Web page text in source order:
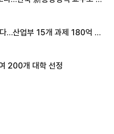
…산업부 15개 과제 180억 지
200개 대학 선정